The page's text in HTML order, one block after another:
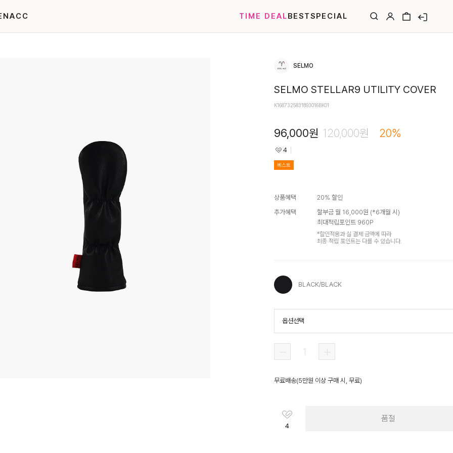
ACC TIME DEALBESTSPECIAL
SELMO
SELMO STELLAR9 UTILITY COVER
K1687325831893016BK01
96,000원 120,000원 20%
4
베스트
상품혜택 20% 할인
추가혜택
할부금 월 16,000원 (*6개월 시)
최대적립포인트 960P
*할인적용과 실 결제 금액에 따라
최종 적립 포인트는 다를 수 있습니다.
BLACK/BLACK
BLACK/BLACK
옵션선택
무료배송(5만원 이상 구매 시, 무료)
4
품절